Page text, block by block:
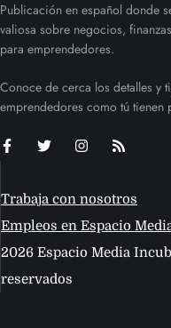
Publicación en español donde
valiosa sobre negocios,
para emprendedores.
Conoce de cerca los detalles y
emprendedores como tú tienen
Trabaja con nosotros
Empleos en Espacio
2026 Espacio Media
reservados